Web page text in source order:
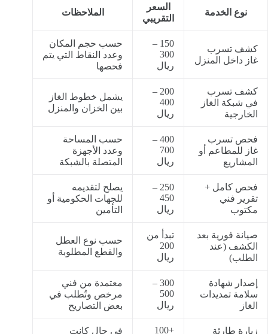
نوع الخدمة
السعر
التقريبي
الملاحظات
كشف تسرب
غاز داخل المنزل
150 –
300
ريال
حسب حجم المكان
وعدد النقاط التي يتم
فحصها
كشف تسرب
في شبكة الغاز
الخارجية
200 –
400
ريال
يشمل خطوط الغاز
بين الخزان والمنزل
فحص تسرب
غاز للمطاعم أو
المشاريع
400 –
700
ريال
حسب المساحة
وعدد الأجهزة
المتصلة بالشبكة
فحص كامل +
تقرير فني
مكتوب
250 –
450
ريال
يصلح لتقديمه
للجهات الحكومية أو
التأمين
صيانة فورية بعد
الكشف (عند
الطلب)
تبدأ من
200
ريال
حسب نوع العطل
والقطع المطلوبة
إصدار شهادة
سلامة تمديدات
الغاز
300 –
500
ريال
معتمدة من فني
مرخص وتُطلب في
بعض التصاريح
زيارة طارئة +100 في حال كانت